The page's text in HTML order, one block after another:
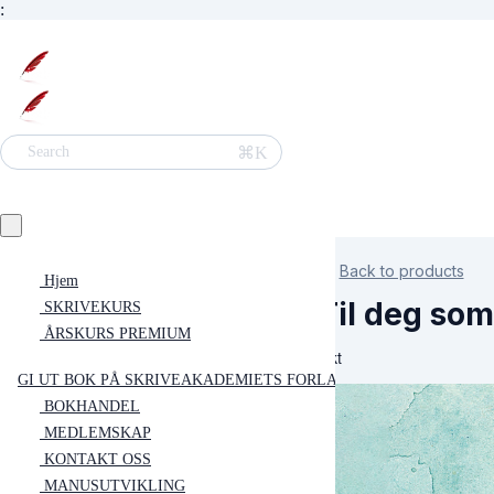
:
Search ⌘K
Hjem
SKRIVEKURS
ÅRSKURS PREMIUM
GI UT BOK PÅ SKRIVEAKADEMIETS FORLAG
BOKHANDEL
MEDLEMSKAP
KONTAKT OSS
MANUSUTVIKLING
Back to products
Til deg
dikt